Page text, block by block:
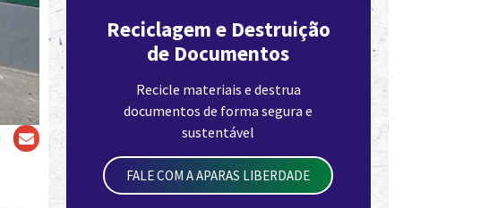
Reciclagem e Destruição
de Documentos
Recicle materiais e destrua
documentos de forma segura e
sustentável
FALE COM A APARAS LIBERDADE